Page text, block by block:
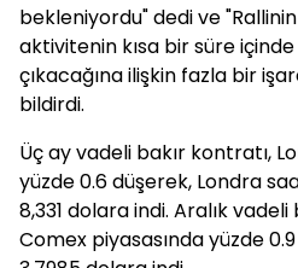
bekleniyordu" dedi ve
aktivitenin kısa bir süre
çıkacağına ilişkin fazla bir
bildirdi.
Üç ay vadeli bakır kontratı,
yüzde 0.6 düşerek, Londra
8,331 dolara indi. Aralık
Comex piyasasında yüzde